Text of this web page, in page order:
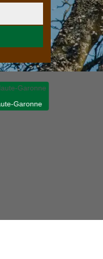
Garonne